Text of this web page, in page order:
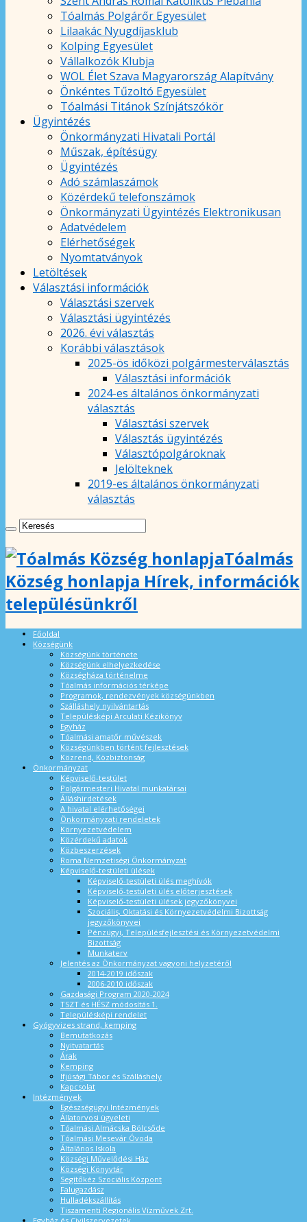
Tóalmás Polgárőr Egyesület
Lilaakác Nyugdíjasklub
Kolping Egyesület
Vállalkozók Klubja
WOL Élet Szava Magyarország Alapítvány
Önkéntes Tűzoltó Egyesület
Tóalmási Titánok Színjátszókör
Ügyintézés
Önkormányzati Hivatali Portál
Műszak, építésügy
Ügyintézés
Adó számlaszámok
Közérdekű telefonszámok
Önkormányzati Ügyintézés Elektronikusan
Adatvédelem
Elérhetőségek
Nyomtatványok
Letöltések
Választási információk
Választási szervek
Választási ügyintézés
2026. évi választás
Korábbi választások
2025-ös időközi polgármesterválasztás
Választási információk
2024-es általános önkormányzati
választás
Választási szervek
Választás ügyintézés
Választópolgároknak
Jelölteknek
2019-es általános önkormányzati
választás
Tóalmás
Község honlapja Hírek, információk
településünkről
Főoldal
Községünk
Községünk története
Községünk elhelyezkedése
Községháza történelme
Tóalmás információs térképe
Programok, rendezvények községünkben
Szálláshely nyilvántartás
Településképi Arculati Kézikönyv
Egyház
Tóalmási amatőr művészek
Községünkben történt fejlesztések
Közrend, Közbiztonság
Önkormányzat
Képviselő-testület
Polgármesteri Hivatal munkatársai
Álláshirdetések
A hivatal elérhetőségei
Önkormányzati rendeletek
Környezetvédelem
Közérdekű adatok
Közbeszerzések
Roma Nemzetiségi Önkormányzat
Képviselő-testületi ülések
Képviselő-testületi ülés meghívók
Képviselő-testületi ülés előterjesztések
Képviselő-testületi ülések jegyzőkönyvei
Szociális, Oktatási és Környezetvédelmi Bizottság
jegyzőkönyvei
Pénzügyi, Településfejlesztési és Környezetvédelmi
Bizottság
Munkaterv
Jelentés az Önkormányzat vagyoni helyzetéről
2014-2019 időszak
2006-2010 időszak
Gazdasági Program 2020-2024
TSZT és HÉSZ módosítás 1.
Településképi rendelet
Gyógyvizes strand, kemping
Bemutatkozás
Nyitvatartás
Árak
Kemping
Ifjúsági Tábor és Szálláshely
Kapcsolat
Intézmények
Egészségügyi Intézmények
Állatorvosi ügyeleti
Tóalmási Almácska Bölcsőde
Tóalmási Mesevár Óvoda
Általános Iskola
Községi Művelődési Ház
Községi Könyvtár
Segítőkéz Szociális Központ
Falugazdász
Hulladékszállítás
Tiszamenti Regionális Vízművek Zrt.